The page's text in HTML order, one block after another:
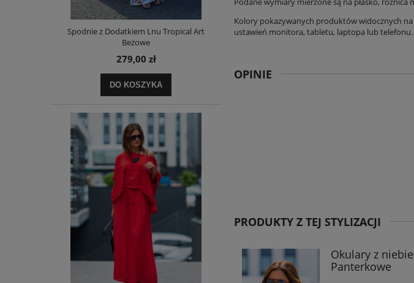
Spodnie z Dodatkiem Lnu Tropical Art
Beżowe
279,00 zł
DO KOSZYKA
Kolory pokazywanych produktów widocznych
ustawień monitora, tabletu, laptopa lub telefonu.
OPINIE
PRODUKTY Z TEJ STYLIZACJI
Okulary z
Panterkowe